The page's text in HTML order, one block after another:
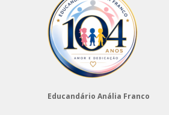
Educandário Anália Franco